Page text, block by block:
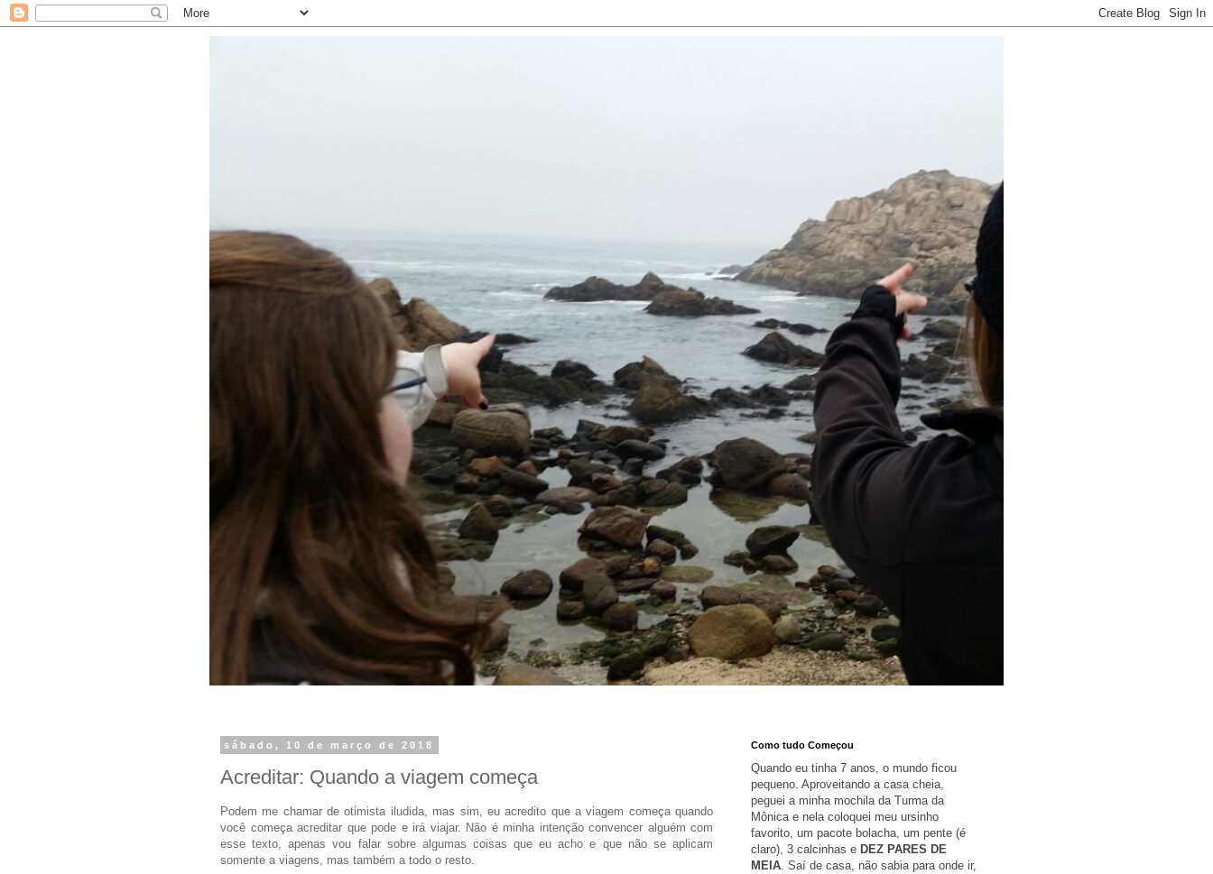
sábado, 10 de março de 2018
Acreditar: Quando a viagem começa
Podem me chamar de otimista iludida, mas sim, eu acredito que a viagem começa quando
você começa acreditar que pode e irá viajar. Não é minha intenção convencer alguém com
esse texto, apenas vou falar sobre algumas coisas que eu acho e que não se aplicam
somente a viagens, mas também a todo o resto.
Como tudo Começou
Quando eu tinha 7 anos, o mundo ficou
pequeno. Aproveitando a casa cheia,
peguei a minha mochila da Turma da
Mônica e nela coloquei meu ursinho
favorito, um pacote bolacha, um pente (é
claro), 3 calcinhas e DEZ PARES DE
MEIA. Saí de casa, não sabia para onde ir,